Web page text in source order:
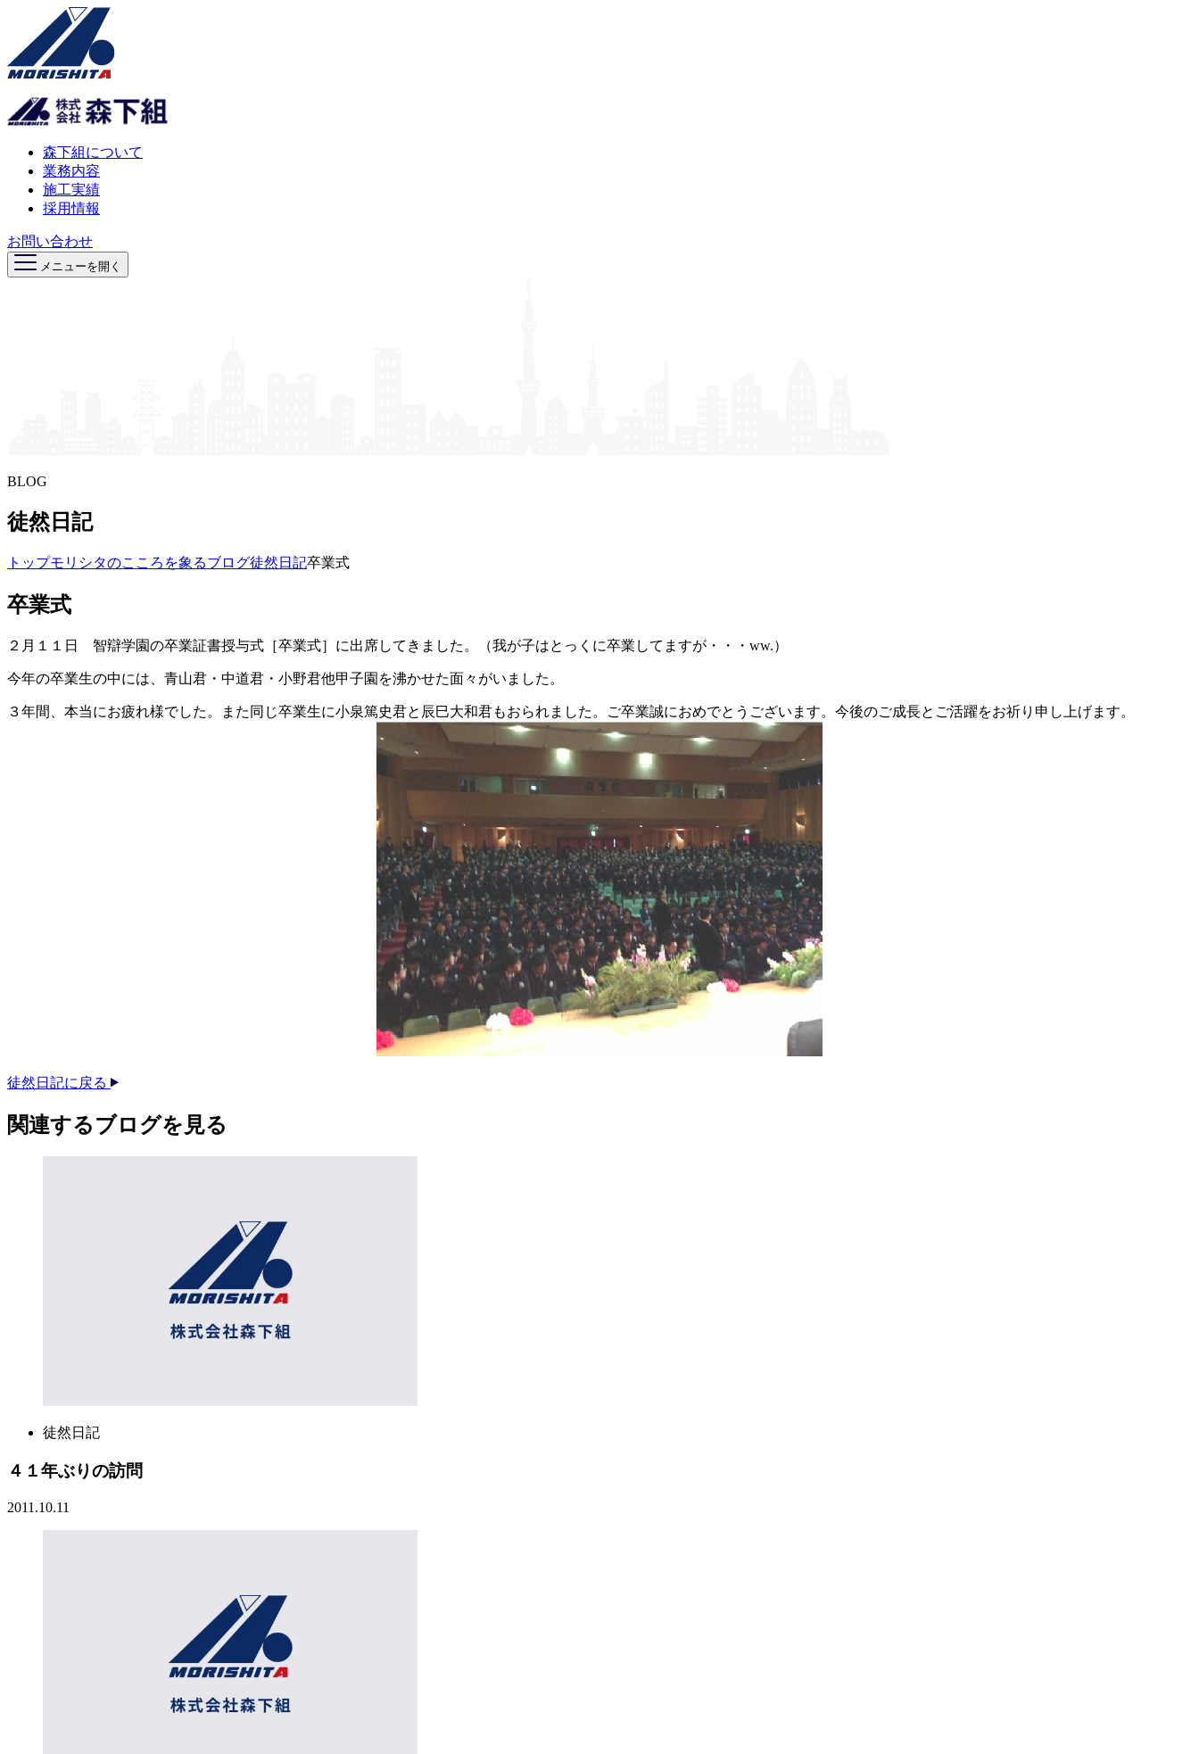
森下組について
業務内容
施工実績
採用情報
お問い合わせ
メニューを開く
BLOG
徒然日記
トップモリシタの​こころを​象る​ブログ徒然日記卒業式
卒業式
２月１１日 智辯学園の卒業証書授与式［卒業式］に出席してきました。（我が子はとっくに卒業してますが・・・ww.）
今年の卒業生の中には、青山君・中道君・小野君他甲子園を沸かせた面々がいました。
３年間、本当にお疲れ様でした。また同じ卒業生に小泉篤史君と辰巳大和君もおられました。ご卒業誠におめでとうございます。今後のご成長とご活躍をお祈り申し上げます。
徒然日記に戻る
関連する​ブログを​見る​
徒然日記
４１年ぶりの訪問
2011.10.11